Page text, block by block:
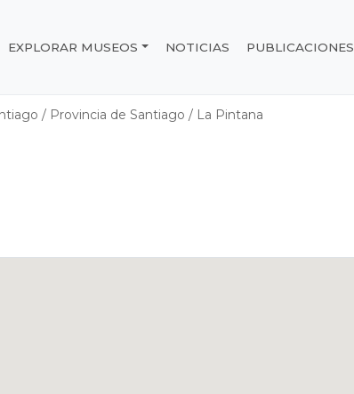
EXPLORAR MUSEOS NOTICIAS PUBLICACIONES
/ Provincia de Santiago / La Pintana